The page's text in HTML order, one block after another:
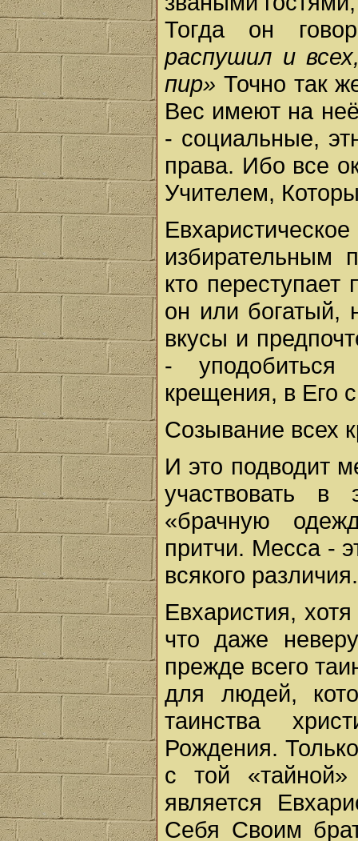
Тогда он
распушил и
пир» Точно так
Вес имеют на
- социальные,
права. Ибо все
Учителем,
избирательным
кто
он или богатый,
вкусы и
- уподобиться
крещения, в Его
Созывание всех
И это подводит
участвовать в
«брачную
притчи. Месса -
всякого
Евхаристия,
что даже
прежде всего
для людей,
таинства
Рождения.
с той «тайной»
является
Себя Своим